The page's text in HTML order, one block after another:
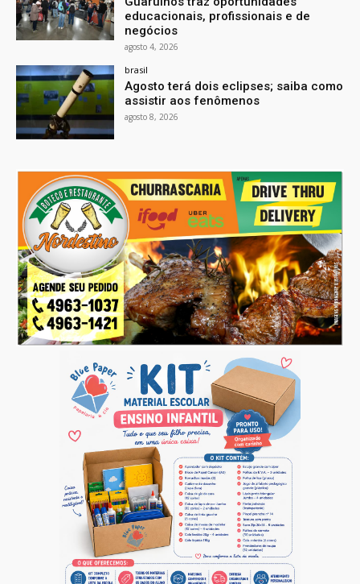
educacionais, profissionais e de
negócios
agosto 4, 2026
brasil
Agosto terá dois eclipses; saiba como
assistir aos fenômenos
agosto 8, 2026